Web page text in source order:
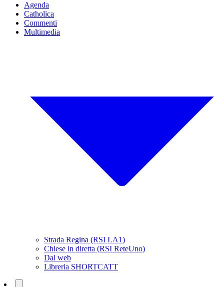
Agenda
Catholica
Commenti
Multimedia
Strada Regina (RSI LA1)
Chiese in diretta (RSI ReteUno)
Dal web
Libreria SHORTCATT